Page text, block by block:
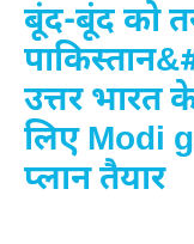
बूंद-बूंद को
उत्तर भारत
लिए Modi
प्लान तैयार